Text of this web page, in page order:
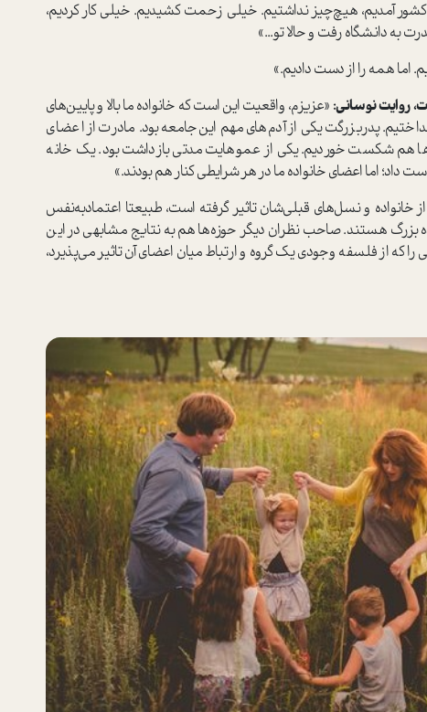
کشور آمدیم، هیچ‌چیز نداشتیم. خیلی زحمت کشیدیم. خیلی کار کردیم،
به دانشگاه رفت و حالا تو...»
اما همه را از دست دادیم.»
روایت نوسانی: «عزیزم، واقعیت این ا‌ست که خانواده ما بالا و پایین‌های
پدربزرگت یکی از آدم‌های مهم این‌جامعه بود. مادرت از اعضای
هم شکست خوردیم. یکی از عموهایت مدتی بازداشت بود. یک خانه
اما اعضای خانواده ما در هر شرایطی کنار هم بودند.»
و نسل‌های قبلی‌شان تاثیر گرفته ا‌ست، طبیعتا اعتماد‌به‌نفس
بزرگ هستند‌. صاحب‌ نظران دیگر حوزه‌ها هم به نتایج مشابهی در این
که از فلسفه وجودی یک گروه و ارتباط میان اعضای آن تاثیر می‌پذیرد،